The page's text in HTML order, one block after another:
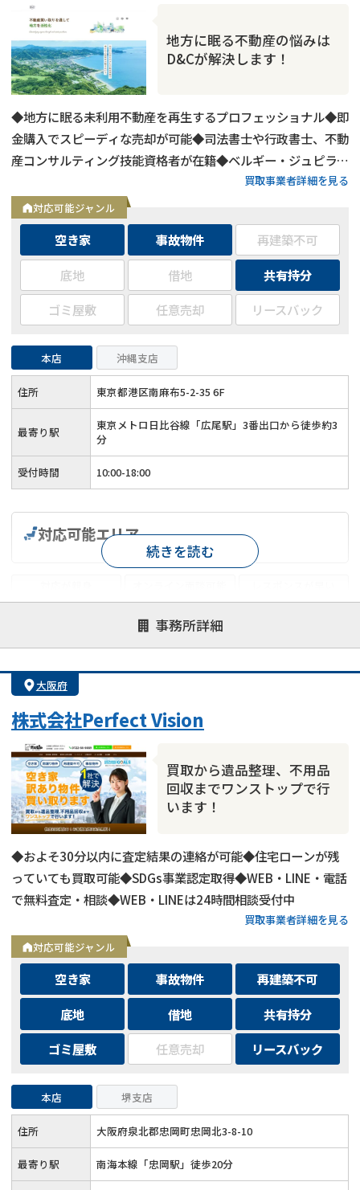
地方に眠る不動産の悩みは
D&Cが解決します！
◆地方に眠る未利用不動産を再生するプロフェッショナル◆即
金購入でスピーディな売却が可能◆司法書士や行政書士、不動
産コンサルティング技能資格者が在籍◆ベルギー・ジュピラー
リーグ所属のサッカークラブSTVV（シント＝トロイデンVV）
のオフィシャルスポンサー◆Webでの問い合わせは24時間受
付中
買取事業者詳細を見る
対応可能ジャンル
空き家 事故物件
再建築不可
底地
借地
共有持分
ゴミ屋敷
任意売却 リースバック
本店 沖縄支店
住所 東京都港区南麻布5-2-35 6F
最寄り駅
東京メトロ日比谷線「広尾駅」3番出口から徒歩約3
分
受付時間 10:00-18:00
事務所詳細
対応可能エリア
士業連携有り
続きを読む
大阪府
株式会社Perfect Vision
買取から遺品整理、不用品
回収までワンストップで行
います！
◆およそ30分以内に査定結果の連絡が可能◆住宅ローンが残
っていても買取可能◆SDGs事業認定取得◆WEB・LINE・電話
で無料査定・相談◆WEB・LINEは24時間相談受付中
買取事業者詳細を見る
対応可能ジャンル
空き家 事故物件
再建築不可
底地
借地
共有持分
ゴミ屋敷
任意売却 リースバック
本店 堺支店
住所 大阪府泉北郡忠岡町忠岡北3-8-10
最寄り駅 南海本線「忠岡駅」徒歩20分